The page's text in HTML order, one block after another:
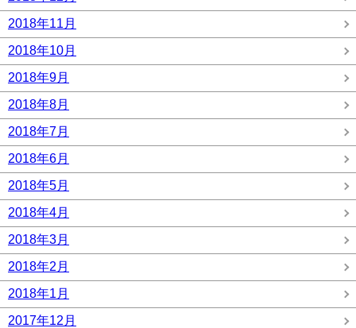
2018年11月
2018年10月
2018年9月
2018年8月
2018年7月
2018年6月
2018年5月
2018年4月
2018年3月
2018年2月
2018年1月
2017年12月